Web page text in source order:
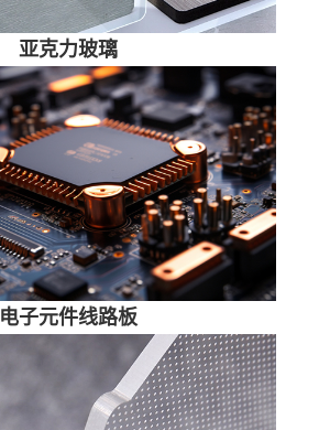
亚克力玻璃
电子元件线路板